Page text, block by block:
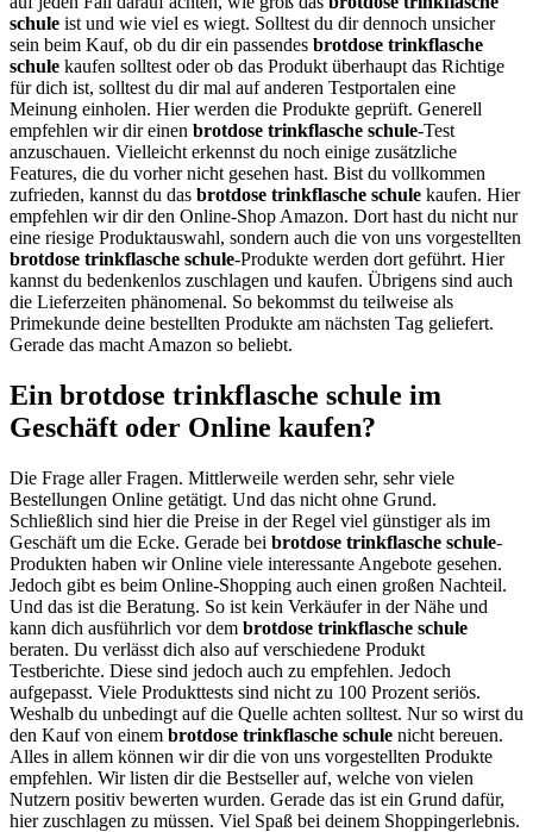
schule ist und wie viel es wiegt. Solltest du dir dennoch unsicher
sein beim Kauf, ob du dir ein passendes brotdose trinkflasche
schule kaufen solltest oder ob das Produkt überhaupt das Richtige
für dich ist, solltest du dir mal auf anderen Testportalen eine
Meinung einholen. Hier werden die Produkte geprüft. Generell
empfehlen wir dir einen brotdose trinkflasche schule-Test
anzuschauen. Vielleicht erkennst du noch einige zusätzliche
Features, die du vorher nicht gesehen hast. Bist du vollkommen
zufrieden, kannst du das brotdose trinkflasche schule kaufen. Hier
empfehlen wir dir den Online-Shop Amazon. Dort hast du nicht nur
eine riesige Produktauswahl, sondern auch die von uns vorgestellten
brotdose trinkflasche schule-Produkte werden dort geführt. Hier
kannst du bedenkenlos zuschlagen und kaufen. Übrigens sind auch
die Lieferzeiten phänomenal. So bekommst du teilweise als
Primekunde deine bestellten Produkte am nächsten Tag geliefert.
Gerade das macht Amazon so beliebt.
Ein brotdose trinkflasche schule im
Geschäft oder Online kaufen?
Die Frage aller Fragen. Mittlerweile werden sehr, sehr viele
Bestellungen Online getätigt. Und das nicht ohne Grund.
Schließlich sind hier die Preise in der Regel viel günstiger als im
Geschäft um die Ecke. Gerade bei brotdose trinkflasche schule-
Produkten haben wir Online viele interessante Angebote gesehen.
Jedoch gibt es beim Online-Shopping auch einen großen Nachteil.
Und das ist die Beratung. So ist kein Verkäufer in der Nähe und
kann dich ausführlich vor dem brotdose trinkflasche schule
beraten. Du verlässt dich also auf verschiedene Produkt
Testberichte. Diese sind jedoch auch zu empfehlen. Jedoch
aufgepasst. Viele Produkttests sind nicht zu 100 Prozent seriös.
Weshalb du unbedingt auf die Quelle achten solltest. Nur so wirst du
den Kauf von einem brotdose trinkflasche schule nicht bereuen.
Alles in allem können wir dir die von uns vorgestellten Produkte
empfehlen. Wir listen dir die Bestseller auf, welche von vielen
Nutzern positiv bewerten wurden. Gerade das ist ein Grund dafür,
hier zuschlagen zu müssen. Viel Spaß bei deinem Shoppingerlebnis.